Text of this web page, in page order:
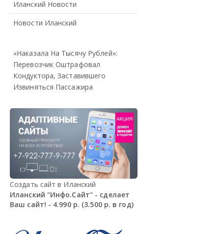
Иланский Новости
Новости Иланский
«Наказала На Тысячу Рублей»:
Перевозчик Оштрафовал
Кондуктора, Заставившего
Извиняться Пассажира
Создать сайт в Иланский
Иланский "Инфо.Сайт" - сделает
Ваш сайт! - 4.990 р. (3.500 р. в год)